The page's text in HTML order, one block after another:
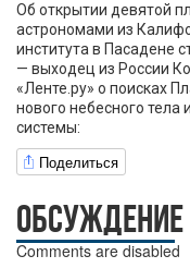
Об открытии девятой
астрономами из
института в Пасадене
— выходец из России
«Ленте.ру» о поисках
нового небесного тела
системы:
Поделиться
ОБСУЖДЕНИЕ
Comments are disabled